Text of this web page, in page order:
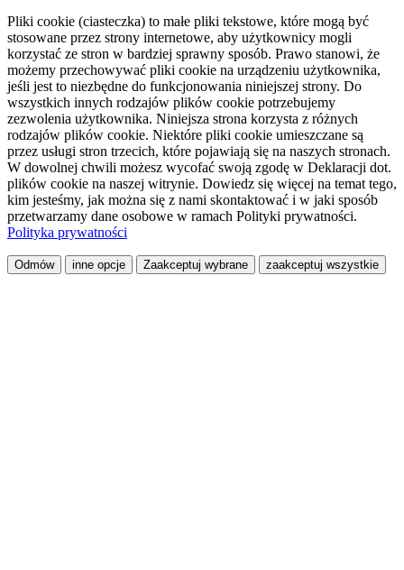
Pliki cookie (ciasteczka) to małe pliki tekstowe, które mogą być
stosowane przez strony internetowe, aby użytkownicy mogli
korzystać ze stron w bardziej sprawny sposób. Prawo stanowi, że
możemy przechowywać pliki cookie na urządzeniu użytkownika,
jeśli jest to niezbędne do funkcjonowania niniejszej strony. Do
wszystkich innych rodzajów plików cookie potrzebujemy
zezwolenia użytkownika. Niniejsza strona korzysta z różnych
rodzajów plików cookie. Niektóre pliki cookie umieszczane są
przez usługi stron trzecich, które pojawiają się na naszych stronach.
W dowolnej chwili możesz wycofać swoją zgodę w Deklaracji dot.
plików cookie na naszej witrynie. Dowiedz się więcej na temat tego,
kim jesteśmy, jak można się z nami skontaktować i w jaki sposób
przetwarzamy dane osobowe w ramach Polityki prywatności.
Polityka prywatności
Odmów inne opcje Zaakceptuj wybrane zaakceptuj wszystkie